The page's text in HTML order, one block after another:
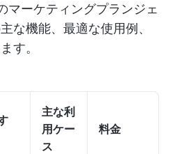
マーケティングプランジェ
な機能、最適な使用例、
す。
主な利
用ケー
ス
料金